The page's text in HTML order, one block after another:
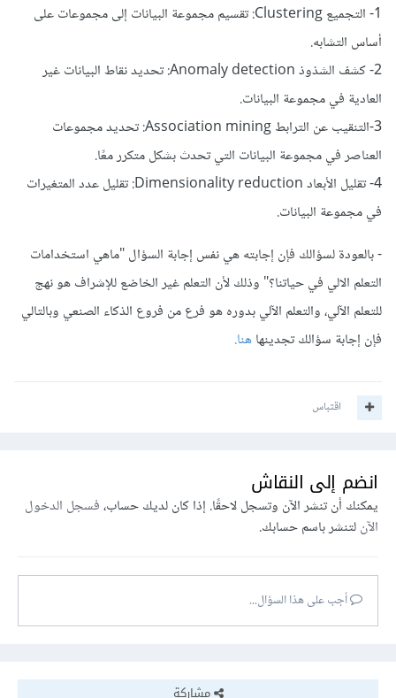
1- التجميع Clustering: تقسيم مجموعة البيانات إلى مجموعات على
أساس التشابه.
2- كشف الشذوذ Anomaly detection: تحديد نقاط البيانات غير
العادية في مجموعة البيانات.
3-التنقيب عن الترابط Association mining: تحديد مجموعات
العناصر في مجموعة البيانات التي تحدث بشكل متكرر معًا.
4- تقليل الأبعاد Dimensionality reduction: تقليل عدد المتغيرات
في مجموعة البيانات.
- بالعودة لسؤالك فإن إجابته هي نفس إجابة السؤال "ماهي استخدامات
التعلم الالي في حياتنا؟" وذلك ﻷن التعلم غير الخاضع للإشراف هو نهج
للتعلم الآلي، والتعلم الآلي بدوره هو فرع من فروع الذكاء الصنعي وبالتالي
فإن إجابة سؤالك تجدينهاهنا.
اقتباس
انضم إلى النقاش
يمكنك أن تنشر الآن وتسجل لاحقًا. إذا كان لديك حساب،فسجل الدخول
الآنلتنشر باسم حسابك.
أجب على هذا السؤال...
مشاركة